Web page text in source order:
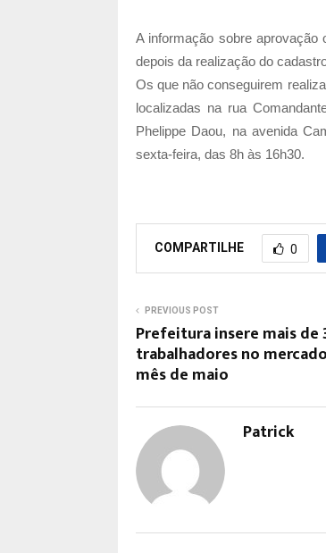
A informação sobre
depois da realização do
Os que não conseguirem
localizadas na rua
Phelippe Daou, na avenida
sexta-feira, das 8h às 16h30.
COMPARTILHE 0
PREVIOUS POST
Prefeitura insere mais de
trabalhadores no
mês de maio
Patrick